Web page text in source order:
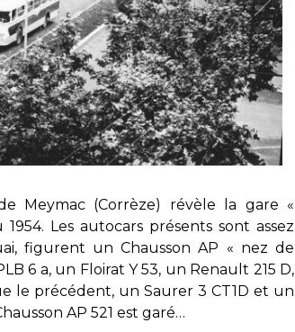
Meymac (Corrèze) révèle la gare «
Les autocars présents sont assez
figurent un Chausson AP « nez de
6 a, un Floirat Y 53, un Renault 215 D,
le précédent, un Saurer 3 CT1D et un
AP 521 est garé…